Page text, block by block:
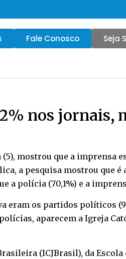
Fale Conosco Seja
nos jornais,
mostrou que a imprensa
a pesquisa mostrou que é
a polícia (70,1%) e a
eram os partidos políticos
aparecem a Igreja
(ICJBrasil), da Escola